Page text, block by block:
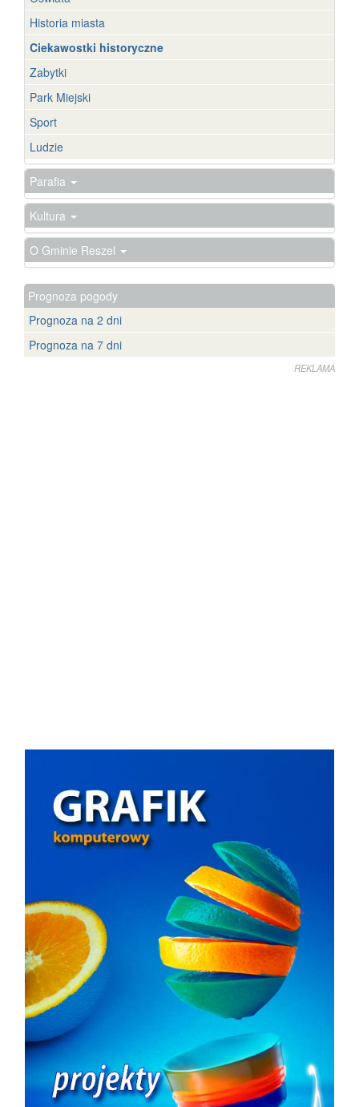
Historia miasta
Ciekawostki historyczne
Zabytki
Park Miejski
Sport
Ludzie
Parafia
Kultura
O Gminie Reszel
Prognoza pogody
Prognoza na 2 dni
Prognoza na 7 dni
REKLAMA